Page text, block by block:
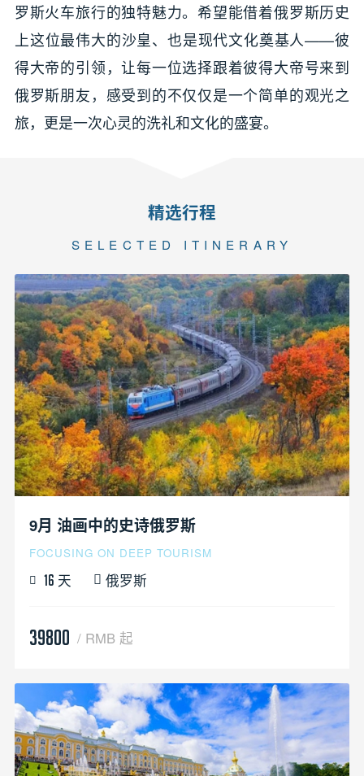
罗斯火车旅行的独特魅力。希望能借着俄罗斯历史
上这位最伟大的沙皇、也是现代文化奠基人——彼
得大帝的引领，让每一位选择跟着彼得大帝号来到
俄罗斯朋友，感受到的不仅仅是一个简单的观光之
旅，更是一次心灵的洗礼和文化的盛宴。
精选行程
SELECTED ITINERARY
9月 油画中的史诗俄罗斯
FOCUSING ON DEEP TOURISM
16 天 俄罗斯
39800 / RMB 起